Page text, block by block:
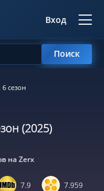
Вход
Поиск
сезон
(2025)
на Zerx
7.9 7.959